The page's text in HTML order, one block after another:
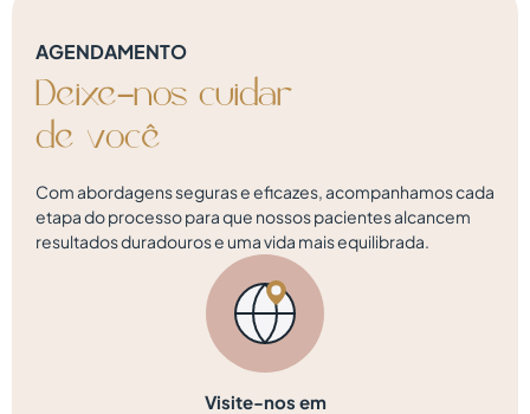
AGENDAMENTO
Deixe-nos cuidar
de você
Com abordagens seguras e eficazes, acompanhamos cada
etapa do processo para que nossos pacientes alcancem
resultados duradouros e uma vida mais equilibrada.
Visite-nos em